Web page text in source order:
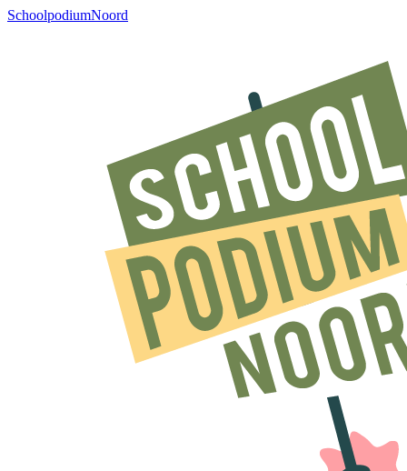
SchoolpodiumNoord